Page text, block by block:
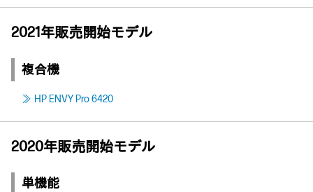
2021年販売開始モデル
複合機
HP ENVY Pro 6420
2020年販売開始モデル
単機能